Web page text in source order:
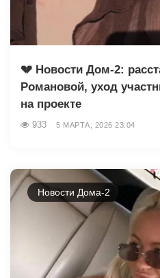
💔 Новости Дом-2:
Романовой, уход
на проекте
933 5 МАРТА, 2026 23:04
Новости Дома-2